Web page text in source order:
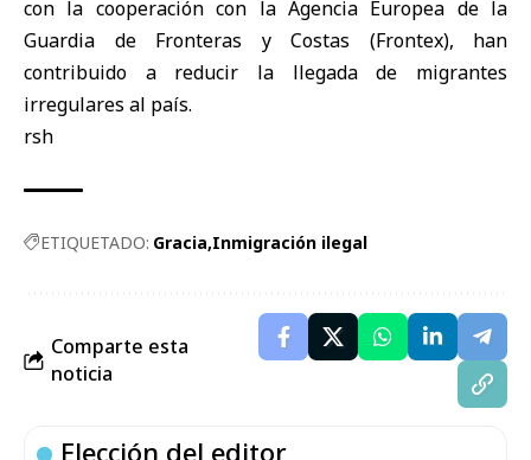
con la cooperación con la Agencia Europea de la
Guardia de Fronteras y Costas (Frontex), han
contribuido a reducir la llegada de migrantes
irregulares al país.
rsh
ETIQUETADO: Gracia Inmigración ilegal
Comparte esta
noticia
Elección del editor